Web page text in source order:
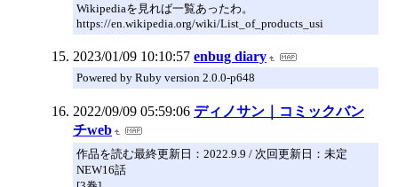
Wikipediaを見れば一覧あったわ。
https://en.wikipedia.org/wiki/List_of_products_usi
2023/01/09 10:10:57 enbug diary
Powered by Ruby version 2.0.0-p648
2022/09/09 05:59:06 ディノサン｜コミックバン
チweb
作品を読む最終更新日：2022.9.9 / 次回更新日：未定
NEW16話